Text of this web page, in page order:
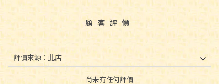
顧客評價
尚未有任何評價